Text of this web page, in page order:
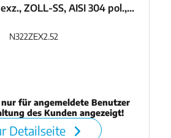
ZOLL-SS, AISI 304 pol.,...
N322ZEX2.52
für angemeldete Benutzer
des Kunden angezeigt!
Detailseite